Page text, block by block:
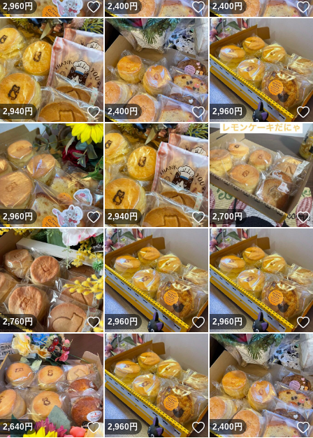
2,960円 いいね！
2,400円 いいね！
2,400円
2,940円 いいね！
2,400円 いいね！
2,960円
2,960円 いいね！
2,940円 いいね！
2,700円
2,760円 いいね！
2,960円 いいね！
2,960円
2,640円 いいね！
2,960円 いいね！
2,400円